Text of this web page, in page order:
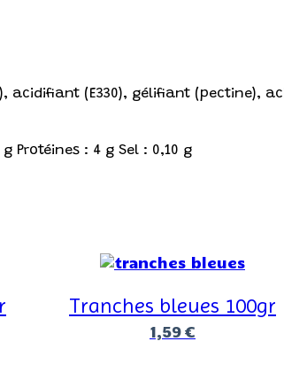
(E330), gélifiant (pectine),
Protéines : 4 g Sel : 0,10 g
Tranches bleues 100gr
1,59 €